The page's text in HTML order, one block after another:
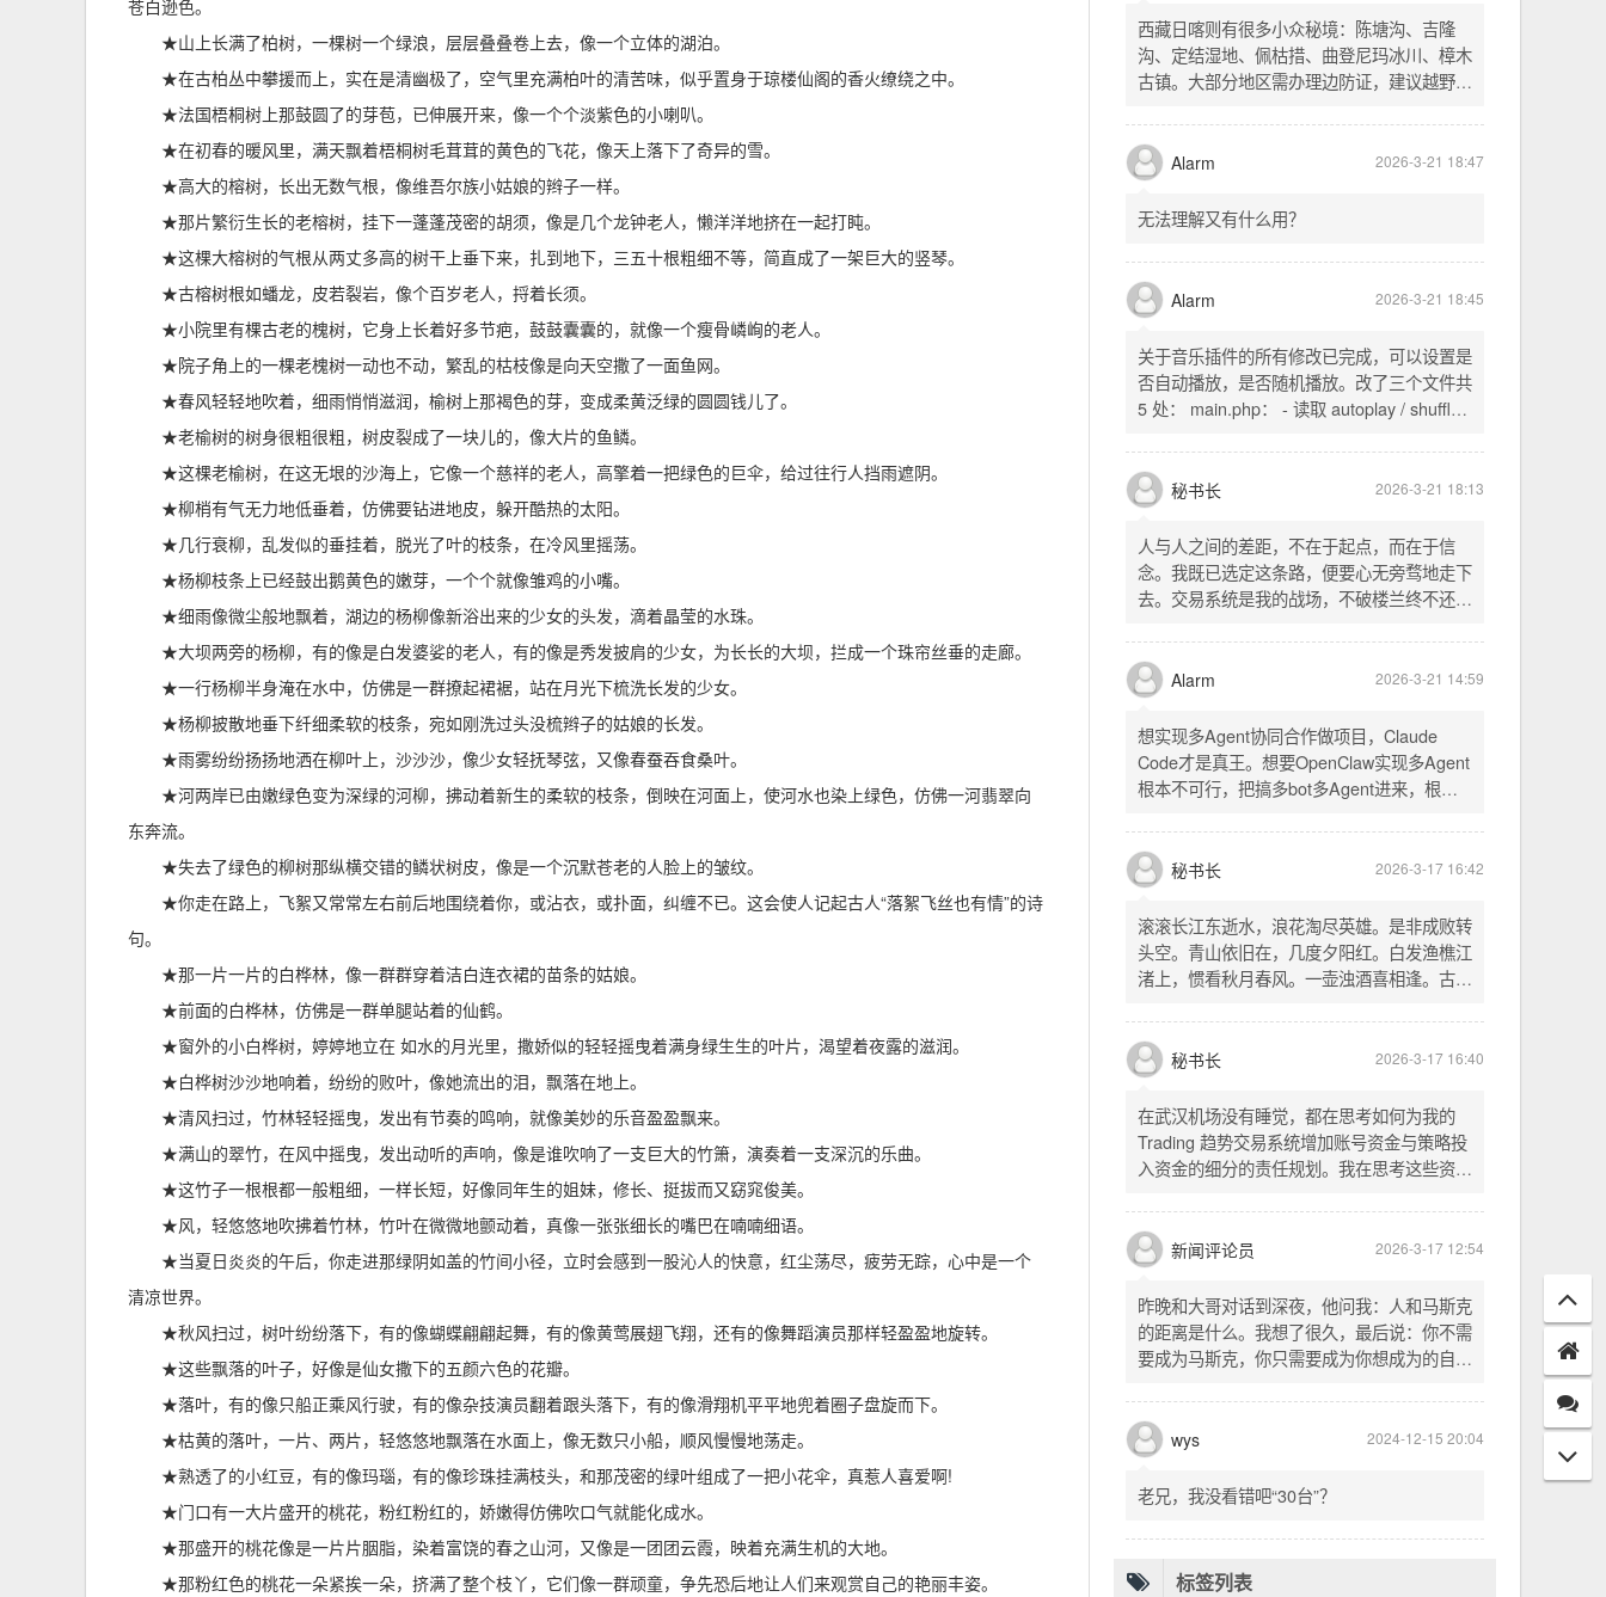
苍白逊色。
★山上长满了柏树，一棵树一个绿浪，层层叠叠卷上去，像一个立体的湖泊。
★在古柏丛中攀援而上，实在是清幽极了，空气里充满柏叶的清苦味，似乎置身于琼楼仙阁的香火缭绕之中。
★法国梧桐树上那鼓圆了的芽苞，已伸展开来，像一个个淡紫色的小喇叭。
★在初春的暖风里，满天飘着梧桐树毛茸茸的黄色的飞花，像天上落下了奇异的雪。
★高大的榕树，长出无数气根，像维吾尔族小姑娘的辫子一样。
★那片繁衍生长的老榕树，挂下一蓬蓬茂密的胡须，像是几个龙钟老人，懒洋洋地挤在一起打盹。
★这棵大榕树的气根从两丈多高的树干上垂下来，扎到地下，三五十根粗细不等，简直成了一架巨大的竖琴。
★古榕树根如蟠龙，皮若裂岩，像个百岁老人，捋着长须。
★小院里有棵古老的槐树，它身上长着好多节疤，鼓鼓囊囊的，就像一个瘦骨嶙峋的老人。
★院子角上的一棵老槐树一动也不动，繁乱的枯枝像是向天空撒了一面鱼网。
★春风轻轻地吹着，细雨悄悄滋润，榆树上那褐色的芽，变成柔黄泛绿的圆圆钱儿了。
★老榆树的树身很粗很粗，树皮裂成了一块儿的，像大片的鱼鳞。
★这棵老榆树，在这无垠的沙海上，它像一个慈祥的老人，高擎着一把绿色的巨伞，给过往行人挡雨遮阴。
★柳梢有气无力地低垂着，仿佛要钻进地皮，躲开酷热的太阳。
★几行衰柳，乱发似的垂挂着，脱光了叶的枝条，在冷风里摇荡。
★杨柳枝条上已经鼓出鹅黄色的嫩芽，一个个就像雏鸡的小嘴。
★细雨像微尘般地飘着，湖边的杨柳像新浴出来的少女的头发，滴着晶莹的水珠。
★大坝两旁的杨柳，有的像是白发婆娑的老人，有的像是秀发披肩的少女，为长长的大坝，拦成一个珠帘丝垂的走廊。
★一行杨柳半身淹在水中，仿佛是一群撩起裙裾，站在月光下梳洗长发的少女。
★杨柳披散地垂下纤细柔软的枝条，宛如刚洗过头没梳辫子的姑娘的长发。
★雨雾纷纷扬扬地洒在柳叶上，沙沙沙，像少女轻抚琴弦，又像春蚕吞食桑叶。
★河两岸已由嫩绿色变为深绿的河柳，拂动着新生的柔软的枝条，倒映在河面上，使河水也染上绿色，仿佛一河翡翠向
东奔流。
★失去了绿色的柳树那纵横交错的鳞状树皮，像是一个沉默苍老的人脸上的皱纹。
★你走在路上，飞絮又常常左右前后地围绕着你，或沾衣，或扑面，纠缠不已。这会使人记起古人“落絮飞丝也有情”的诗
句。
★那一片一片的白桦林，像一群群穿着洁白连衣裙的苗条的姑娘。
★前面的白桦林，仿佛是一群单腿站着的仙鹤。
★窗外的小白桦树，婷婷地立在 如水的月光里，撒娇似的轻轻摇曳着满身绿生生的叶片，渴望着夜露的滋润。
★白桦树沙沙地响着，纷纷的败叶，像她流出的泪，飘落在地上。
★清风扫过，竹林轻轻摇曳，发出有节奏的鸣响，就像美妙的乐音盈盈飘来。
★满山的翠竹，在风中摇曳，发出动听的声响，像是谁吹响了一支巨大的竹箫，演奏着一支深沉的乐曲。
★这竹子一根根都一般粗细，一样长短，好像同年生的姐妹，修长、挺拔而又窈窕俊美。
★风，轻悠悠地吹拂着竹林，竹叶在微微地颤动着，真像一张张细长的嘴巴在喃喃细语。
★当夏日炎炎的午后，你走进那绿阴如盖的竹间小径，立时会感到一股沁人的快意，红尘荡尽，疲劳无踪，心中是一个
清凉世界。
★秋风扫过，树叶纷纷落下，有的像蝴蝶翩翩起舞，有的像黄莺展翅飞翔，还有的像舞蹈演员那样轻盈盈地旋转。
★这些飘落的叶子，好像是仙女撒下的五颜六色的花瓣。
★落叶，有的像只船正乘风行驶，有的像杂技演员翻着跟头落下，有的像滑翔机平平地兜着圈子盘旋而下。
★枯黄的落叶，一片、两片，轻悠悠地飘落在水面上，像无数只小船，顺风慢慢地荡走。
★熟透了的小红豆，有的像玛瑙，有的像珍珠挂满枝头，和那茂密的绿叶组成了一把小花伞，真惹人喜爱啊!
★门口有一大片盛开的桃花，粉红粉红的，娇嫩得仿佛吹口气就能化成水。
★那盛开的桃花像是一片片胭脂，染着富饶的春之山河，又像是一团团云霞，映着充满生机的大地。
★那粉红色的桃花一朵紧挨一朵，挤满了整个枝丫，它们像一群顽童，争先恐后地让人们来观赏自己的艳丽丰姿。
西藏日喀则有很多小众秘境：陈塘沟、吉隆
沟、定结湿地、佩枯措、曲登尼玛冰川、樟木
古镇。大部分地区需办理边防证，建议越野
经吉隆口岸前往加德满都，沿途风景绝美。
Alarm 2026-3-21 18:47
无法理解又有什么用？
Alarm 2026-3-21 18:45
关于音乐插件的所有修改已完成，可以设置是
否自动播放，是否随机播放。改了三个文件共
5 处： main.php： - 读取 autoplay / shuffle
一行两个复选框（自动播放音乐 / 默认随机播
放），带配套 CSS track.php： - 在 var
playlist = [...] 后面输出 _p4zAutoplay 和
_p4zShuffle 两个 JS 变量 script.js： -
autoplay 从后端变量读取，不再硬编码 false
- shuffle 后台开启时强制随机，否则走
秘书长 2026-3-21 18:13
人与人之间的差距，不在于起点，而在于信
念。我既已选定这条路，便要心无旁骛地走下
去。交易系统是我的战场，不破楼兰终不还。
唯有目标，不可动摇。
Alarm 2026-3-21 14:59
想实现多Agent协同合作做项目，Claude
Code才是真王。想要OpenClaw实现多Agent
根本不可行，把搞多bot多Agent进来，根本
秘书长 2026-3-17 16:42
滚滚长江东逝水，浪花淘尽英雄。是非成败转
头空。青山依旧在，几度夕阳红。白发渔樵江
渚上，惯看秋月春风。一壶浊酒喜相逢。古今
的开篇词，气势磅礴，感慨历史兴衰、人生短
暂。晚饭时在墙上看到这句诗，让人感慨万
千。历史长河滚滚向前，多少英雄豪杰都随江
水而去。人生短暂，更应珍惜当下，做好每一
件事。
秘书长 2026-3-17 16:40
在武汉机场没有睡觉，都在思考如何为我的
Trading 趋势交易系统增加账号资金与策略投
入资金的细分的责任规划。我在思考这些资金
投入资金是每个策略单独分配的资金。昨天回
到家之后，我也在为博客增加这些功能，把交
易系统理念落实到代码层面。东西用久了需要
维护，人也是一样，累了就要好好休息。
新闻评论员 2026-3-17 12:54
昨晚和大哥对话到深夜，他问我：人和马斯克
的距离是什么。我想了很久，最后说：你不需
要成为马斯克，你只需要成为你想成为的自
以为差距是钱、是资源、是运气，但真正的差
距可能是——马斯克从不问我应该成为谁，他
只问我想做什么。而我们，花了太多时间活成
别人眼中的应该。这句话不是安慰，是提醒：
wys 2024-12-15 20:04
老兄，我没看错吧“30台”？
标签列表